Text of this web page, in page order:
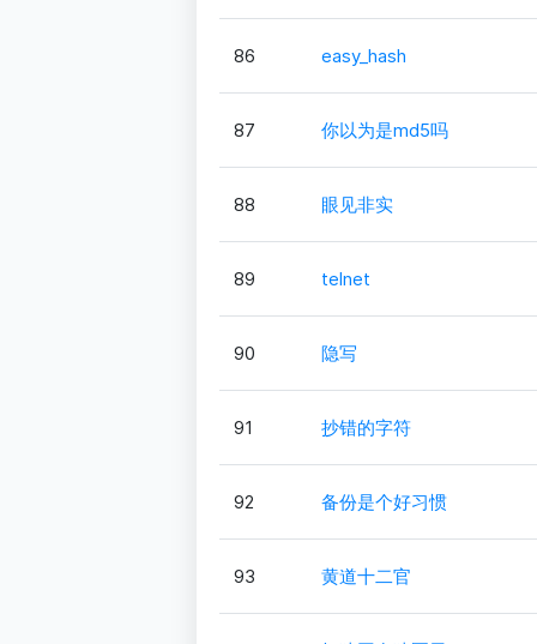
86 easy_hash
87 你以为是md5吗
88 眼见非实
89 telnet
90 隐写
91 抄错的字符
92 备份是个好习惯
93 黄道十二官